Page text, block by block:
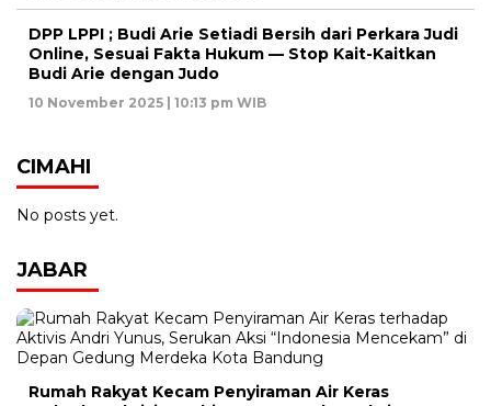
DPP LPPI ; Budi Arie Setiadi Bersih dari Perkara Judi
Online, Sesuai Fakta Hukum — Stop Kait-Kaitkan
Budi Arie dengan Judo
10 November 2025 | 10:13 pm WIB
CIMAHI
No posts yet.
JABAR
Rumah Rakyat Kecam Penyiraman Air Keras